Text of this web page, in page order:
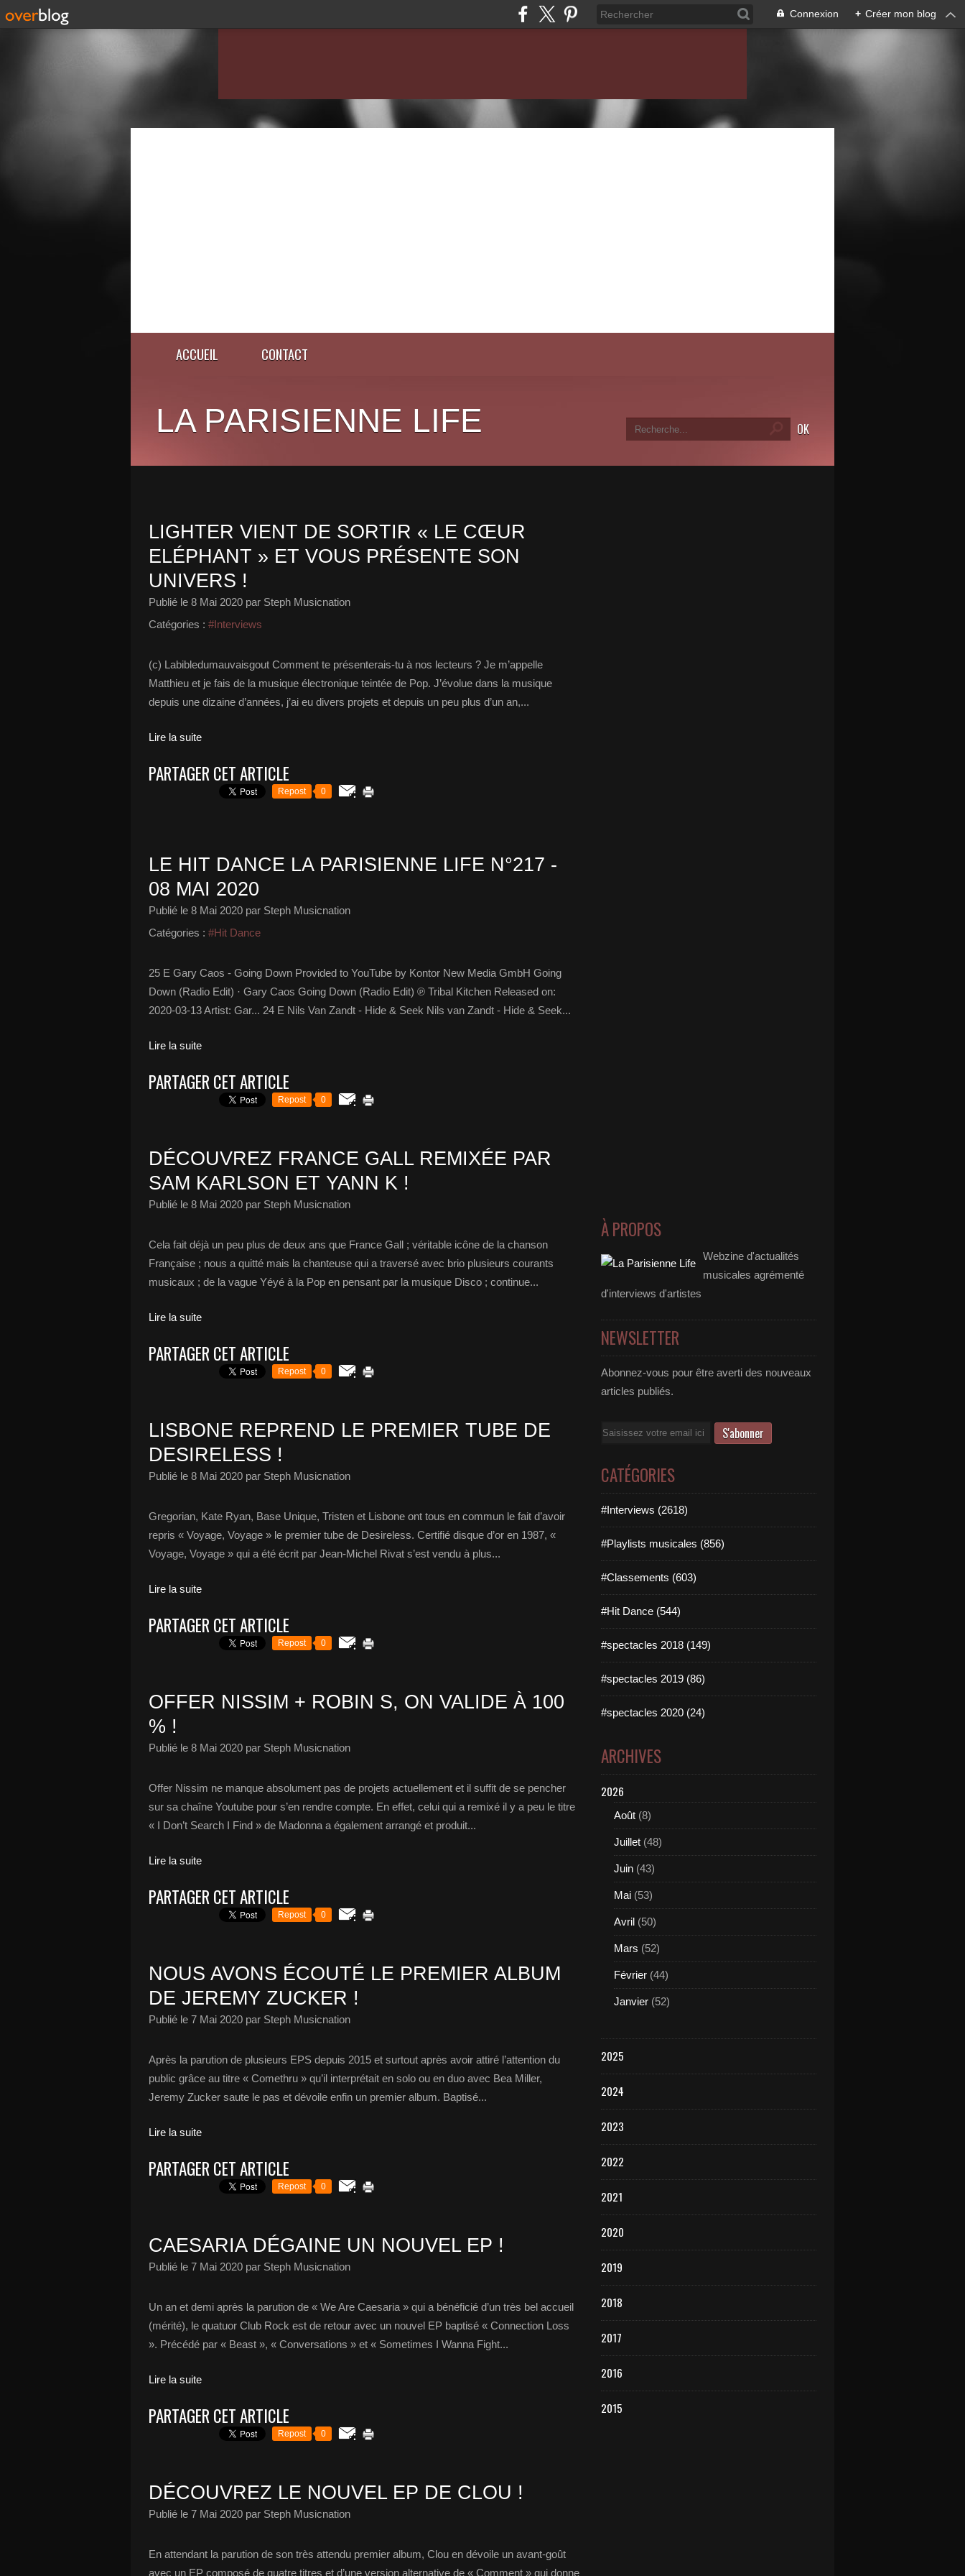
Connexion + Créer mon blog
ACCUEIL CONTACT
LA PARISIENNE LIFE
LIGHTER VIENT DE SORTIR « LE CŒUR
ELÉPHANT » ET VOUS PRÉSENTE SON
UNIVERS !
Publié le 8 Mai 2020 par Steph Musicnation
Catégories : #Interviews
(c) Labibledumauvaisgout Comment te présenterais-tu à nos lecteurs ? Je m’appelle
Matthieu et je fais de la musique électronique teintée de Pop. J’évolue dans la musique
depuis une dizaine d’années, j’ai eu divers projets et depuis un peu plus d’un an,...
Lire la suite
PARTAGER CET ARTICLE
Repost 0
LE HIT DANCE LA PARISIENNE LIFE N°217 -
08 MAI 2020
Publié le 8 Mai 2020 par Steph Musicnation
Catégories : #Hit Dance
25 E Gary Caos - Going Down Provided to YouTube by Kontor New Media GmbH Going
Down (Radio Edit) · Gary Caos Going Down (Radio Edit) ℗ Tribal Kitchen Released on:
2020-03-13 Artist: Gar... 24 E Nils Van Zandt - Hide & Seek Nils van Zandt - Hide & Seek...
Lire la suite
PARTAGER CET ARTICLE
Repost 0
DÉCOUVREZ FRANCE GALL REMIXÉE PAR
SAM KARLSON ET YANN K !
Publié le 8 Mai 2020 par Steph Musicnation
Cela fait déjà un peu plus de deux ans que France Gall ; véritable icône de la chanson
Française ; nous a quitté mais la chanteuse qui a traversé avec brio plusieurs courants
musicaux ; de la vague Yéyé à la Pop en pensant par la musique Disco ; continue...
Lire la suite
PARTAGER CET ARTICLE
Repost 0
LISBONE REPREND LE PREMIER TUBE DE
DESIRELESS !
Publié le 8 Mai 2020 par Steph Musicnation
Gregorian, Kate Ryan, Base Unique, Tristen et Lisbone ont tous en commun le fait d’avoir
repris « Voyage, Voyage » le premier tube de Desireless. Certifié disque d’or en 1987, «
Voyage, Voyage » qui a été écrit par Jean-Michel Rivat s’est vendu à plus...
Lire la suite
PARTAGER CET ARTICLE
Repost 0
OFFER NISSIM + ROBIN S, ON VALIDE À 100
% !
Publié le 8 Mai 2020 par Steph Musicnation
Offer Nissim ne manque absolument pas de projets actuellement et il suffit de se pencher
sur sa chaîne Youtube pour s’en rendre compte. En effet, celui qui a remixé il y a peu le titre
« I Don’t Search I Find » de Madonna a également arrangé et produit...
Lire la suite
PARTAGER CET ARTICLE
Repost 0
NOUS AVONS ÉCOUTÉ LE PREMIER ALBUM
DE JEREMY ZUCKER !
Publié le 7 Mai 2020 par Steph Musicnation
Après la parution de plusieurs EPS depuis 2015 et surtout après avoir attiré l’attention du
public grâce au titre « Comethru » qu’il interprétait en solo ou en duo avec Bea Miller,
Jeremy Zucker saute le pas et dévoile enfin un premier album. Baptisé...
Lire la suite
PARTAGER CET ARTICLE
Repost 0
CAESARIA DÉGAINE UN NOUVEL EP !
Publié le 7 Mai 2020 par Steph Musicnation
Un an et demi après la parution de « We Are Caesaria » qui a bénéficié d’un très bel accueil
(mérité), le quatuor Club Rock est de retour avec un nouvel EP baptisé « Connection Loss
». Précédé par « Beast », « Conversations » et « Sometimes I Wanna Fight...
Lire la suite
PARTAGER CET ARTICLE
Repost 0
DÉCOUVREZ LE NOUVEL EP DE CLOU !
Publié le 7 Mai 2020 par Steph Musicnation
En attendant la parution de son très attendu premier album, Clou en dévoile un avant-goût
avec un EP composé de quatre titres et d’une version alternative de « Comment » qui donne
À PROPOS
Webzine d'actualités
musicales agrémenté
d'interviews d'artistes
NEWSLETTER
Abonnez-vous pour être averti des nouveaux
articles publiés.
Email
CATÉGORIES
#Interviews (2618)
#Playlists musicales (856)
#Classements (603)
#Hit Dance (544)
#spectacles 2018 (149)
#spectacles 2019 (86)
#spectacles 2020 (24)
ARCHIVES
2026
Août (8)
Juillet (48)
Juin (43)
Mai (53)
Avril (50)
Mars (52)
Février (44)
Janvier (52)
2025
2024
2023
2022
2021
2020
2019
2018
2017
2016
2015